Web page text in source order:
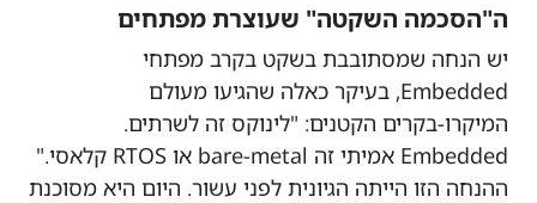
ה"הסכמה השקטה" שעוצרת מפתחים
יש הנחה שמסתובבת בשקט בקרב מפתחי
Embedded, בעיקר כאלה שהגיעו מעולם
המיקרו-בקרים הקטנים: "לינוקס זה לשרתים.
Embedded אמיתי זה bare-metal או RTOS קלאסי."
ההנחה הזו הייתה הגיונית לפני עשור. היום היא מסוכנת